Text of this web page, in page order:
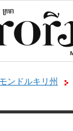
モンドルキリ州